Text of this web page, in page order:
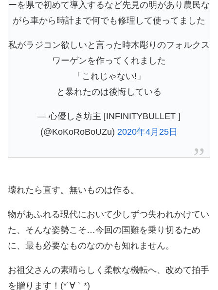
ーを県で初めて導入するなど先見の明があり農民な
がら車から時計まで何でも修理して使ってました
私がラジコン欲しいと言った時木彫りのフォルクス
ワーゲンを作ってくれました
「これじゃない!」
と暴れたのは後悔している
— 心優しき坊主 [INFINITYBULLET ]
(@KoKoRoBoUZu) 2020年4月25日
壊れたら直す。無いものは作る。
物があふれる現代において少しずつ失われかけてい
た、そんな姿勢こそ…今回の国難を乗り切るため
に、最も必要なものなのかも知れません。
お祖父さんの素晴らしく柔軟な機転へ、改めて拍手
を贈ります！(*´∀｀*)